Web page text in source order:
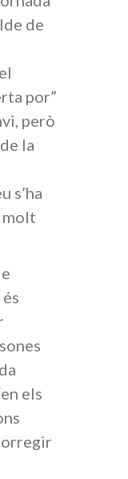
de
por”
però
la
s’ha
molt
els